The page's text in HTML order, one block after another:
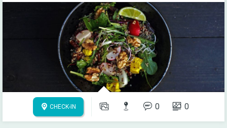
CHECK-IN 0 0